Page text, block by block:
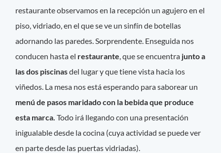
restaurante observamos en la recepción un agujero en el
piso, vidriado, en el que se ve un sinfín de botellas
adornando las paredes. Sorprendente. Enseguida nos
conducen hasta el restaurante , que se encuentra junto a
las dos piscinasdel lugar y que tiene vista hacia los
viñedos. La mesa nos está esperando para saborear un
menú de pasos maridado con la bebida que produce
esta marca.Todo irá llegando con una presentación
inigualable desde la cocina (cuya actividad se puede ver
en parte desde las puertas vidriadas).